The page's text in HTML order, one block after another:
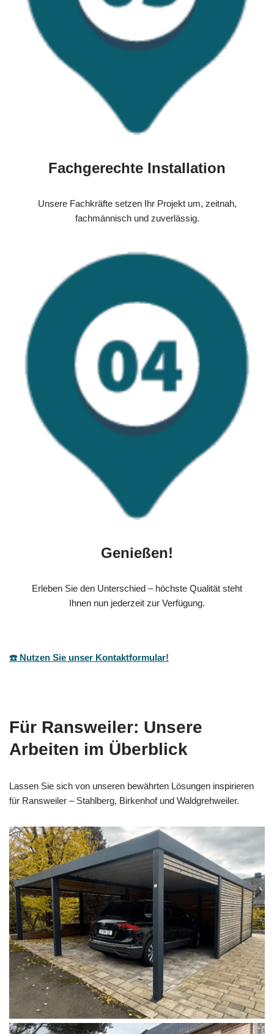
Fachgerechte Installation
Unsere Fachkräfte setzen Ihr Projekt um, zeitnah,
fachmännisch und zuverlässig.
Genießen!
Erleben Sie den Unterschied – höchste Qualität steht
Ihnen nun jederzeit zur Verfügung.
☎️ Nutzen Sie unser Kontaktformular!
Für Ransweiler: Unsere
Arbeiten im Überblick
Lassen Sie sich von unseren bewährten Lösungen inspirieren
für Ransweiler – Stahlberg, Birkenhof und Waldgrehweiler.